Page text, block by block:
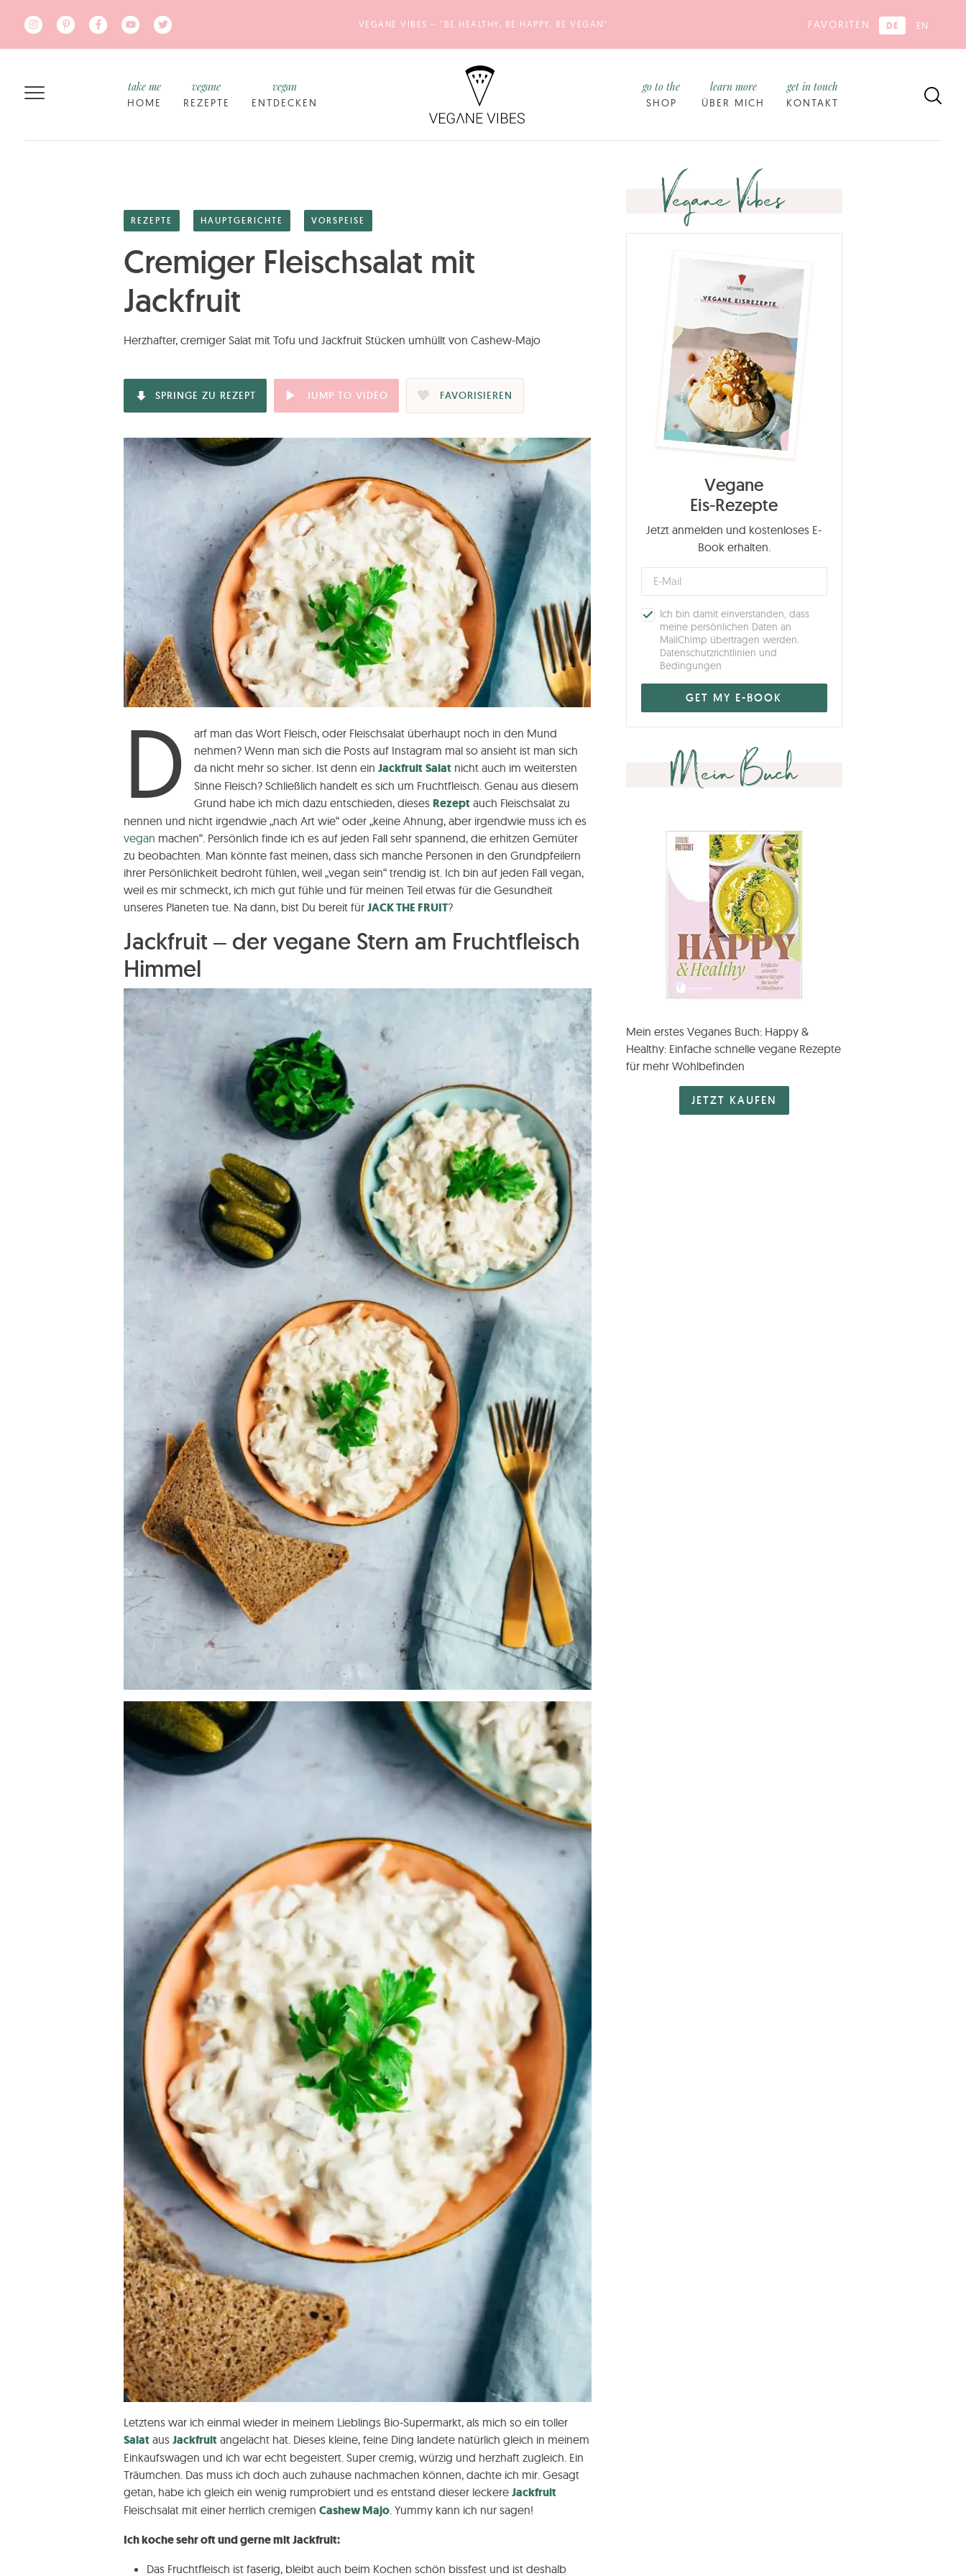
VEGANE VIBES – "BE HEALTHY, BE HAPPY, BE VEGAN“ FAVORITEN DE EN
HOME
take me
REZEPTE
vegane
ENTDECKEN
vegan
SHOP
go to the
ÜBER MICH
learn more
KONTAKT
get in touch
REZEPTE HAUPTGERICHTE VORSPEISE
Cremiger Fleischsalat mit
Jackfruit
Herzhafter, cremiger Salat mit Tofu und Jackfruit Stücken umhüllt von Cashew-Majo
SPRINGE ZU REZEPT JUMP TO VIDEO FAVORISIEREN
D
arf man das Wort Fleisch, oder Fleischsalat überhaupt noch in den Mund
nehmen? Wenn man sich die Posts auf Instagram mal so ansieht ist man sich
da nicht mehr so sicher. Ist denn einJackfruit Salat nicht auch im weitersten
Sinne Fleisch? Schließlich handelt es sich um Fruchtfleisch. Genau aus diesem
Grund habe ich mich dazu entschieden, dieses Rezept auch Fleischsalat zu
nennen und nicht irgendwie „nach Art wie“ oder „keine Ahnung, aber irgendwie muss ich es
vegan machen“. Persönlich finde ich es auf jeden Fall sehr spannend, die erhitzen Gemüter
zu beobachten. Man könnte fast meinen, dass sich manche Personen in den Grundpfeilern
ihrer Persönlichkeit bedroht fühlen, weil „vegan sein“ trendig ist. Ich bin auf jeden Fall vegan,
weil es mir schmeckt, ich mich gut fühle und für meinen Teil etwas für die Gesundheit
unseres Planeten tue. Na dann, bist Du bereit für JACK THE FRUIT?
Jackfruit – der vegane Stern am Fruchtfleisch
Himmel
Letztens war ich einmal wieder in meinem Lieblings Bio-Supermarkt, als mich so ein toller
Salat aus Jackfruit angelacht hat. Dieses kleine, feine Ding landete natürlich gleich in meinem
Einkaufswagen und ich war echt begeistert. Super cremig, würzig und herzhaft zugleich. Ein
Träumchen. Das muss ich doch auch zuhause nachmachen können, dachte ich mir. Gesagt
getan, habe ich gleich ein wenig rumprobiert und es entstand dieser leckere Jackfruit
Fleischsalat mit einer herrlich cremigen Cashew Majo. Yummy kann ich nur sagen!
Ich koche sehr oft und gerne mit Jackfruit:
Das Fruchtfleisch ist faserig, bleibt auch beim Kochen schön bissfest und ist deshalb
Vegane Vibes
Vegane
Eis-Rezepte
Jetzt anmelden und kostenloses E-
Book erhalten.
Ich bin damit einverstanden, dass
meine persönlichen Daten an
MailChimp übertragen werden.
Datenschutzrichtlinien und
Bedingungen
Mein Buch
Mein erstes Veganes Buch: Happy &
Healthy: Einfache schnelle vegane Rezepte
für mehr Wohlbefinden
JETZT KAUFEN